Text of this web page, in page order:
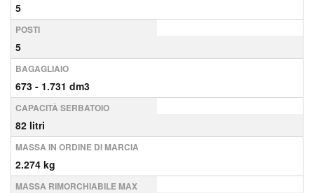
5
POSTI
5
BAGAGLIAIO
673 - 1.731 dm3
CAPACITÀ SERBATOIO
82 litri
MASSA IN ORDINE DI MARCIA
2.274 kg
MASSA RIMORCHIABILE MAX